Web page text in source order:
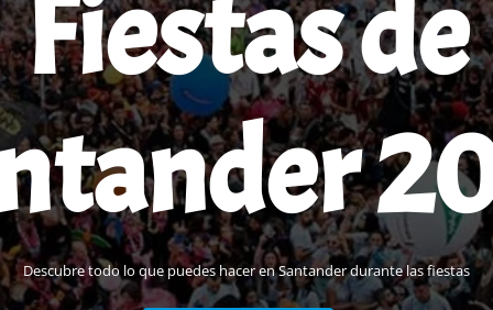
Fiestas de
Descubre todo lo que puedes hacer en Santander durante las fiestas